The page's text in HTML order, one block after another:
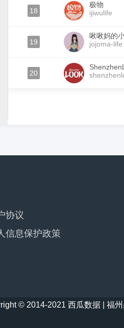
18
极物
ijiwulife
19
啾啾妈的
jojoma-life
20
协议
信息保护政策
© 2014-2021 西瓜数据 | 福